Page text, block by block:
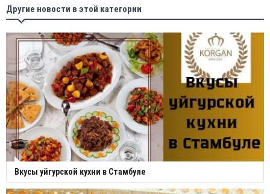
Другие новости в этой категории
Вкусы уйгурской кухни в Стамбуле